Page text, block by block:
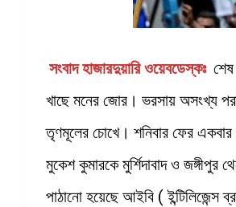
সংবাদ হাজারদুয়ারি ওয়েবডেস্কঃ
খাছে মনের জোর। ভরসায় অসংখ্য
তৃণমূলের চোখে। শনিবার ফের একবার
মুকেশ কুমারকে মুর্শিদাবাদ ও
পাঠানো হয়েছে আইবি (